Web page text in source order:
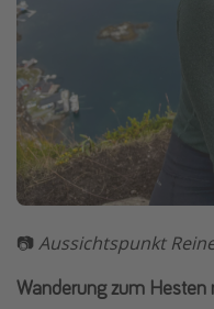
📷Aussichtspunkt
Wanderung zum Hesten